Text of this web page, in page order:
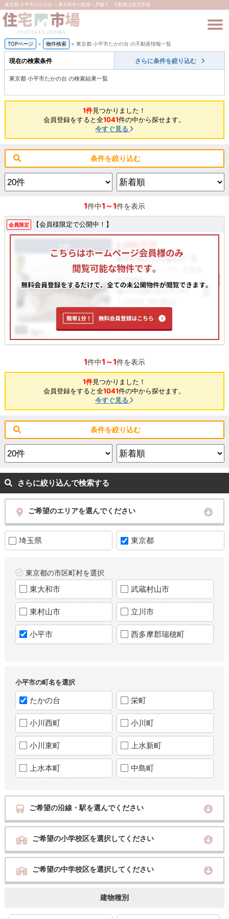
東京都 小平市たかの台 ｜東大和市の新築一戸建て・不動産は住宅市場
TOPページ > 物件検索 > 東京都 小平市たかの台 の不動産情報一覧
現在の検索条件 さらに条件を絞り込む
東京都 小平市たかの台 の検索結果一覧
1件見つかりました！
会員登録をすると全1041件の中から探せます。
今すぐ見る
条件を絞り込む
1件中1～1件を表示
会員限定 【会員様限定で公開中！】
1件中1～1件を表示
1件見つかりました！
会員登録をすると全1041件の中から探せます。
今すぐ見る
条件を絞り込む
さらに絞り込んで検索する
ご希望のエリアを選んでください
埼玉県 東京都
東京都の市区町村を選択
東大和市 武蔵村山市
東村山市 立川市
小平市 西多摩郡瑞穂町
小平市の町名を選択
たかの台 栄町
小川西町 小川町
小川東町 上水新町
上水本町 中島町
ご希望の沿線・駅を選んでください
ご希望の小学校区を選択してください
ご希望の中学校区を選択してください
建物種別